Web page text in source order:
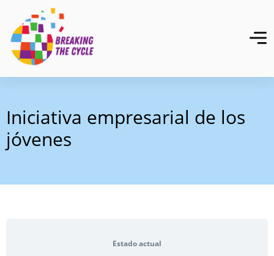
Iniciativa empresarial de los
jóvenes
Estado actual